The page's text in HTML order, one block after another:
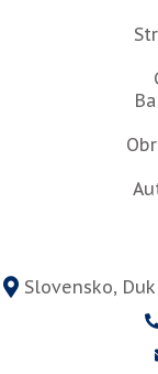
Slovensko,